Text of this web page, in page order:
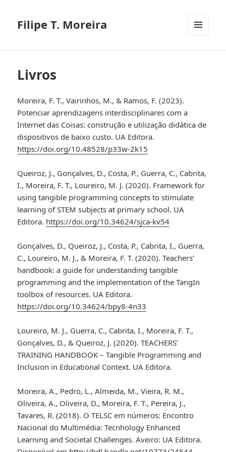
Filipe T. Moreira
Livros
Moreira, F. T., Vairinhos, M., & Ramos, F. (2023).
Potenciar aprendizagens interdisciplinares com a
Internet das Coisas: construção e utilização didática de
dispositivos de baixo custo. UA Editora.
https://doi.org/10.48528/p33w-2k15
Queiroz, J., Gonçalves, D., Costa, P., Guerra, C., Cabrita,
I., Moreira, F. T., Loureiro, M. J. (2020). Framework for
using tangible programming concepts to stimulate
learning of STEM subjects at primary school. UA
Editora. https://doi.org/10.34624/sjca-kv54
Gonçalves, D., Queiroz, J., Costa, P., Cabrita, I., Guerra,
C., Loureiro, M. J., & Moreira, F. T. (2020). Teachers’
handbook: a guide for understanding tangible
programming and the implementation of the TangIn
toolbox of resources. UA Editora.
https://doi.org/10.34624/bpy8-4n33
Loureiro, M. J., Guerra, C., Cabrita, I., Moreira, F. T.,
Gonçalves, D., & Queiroz, J. (2020). TEACHERS’
TRAINING HANDBOOK – Tangible Programming and
Inclusion in Educational Context. UA Editora.
Moreira, A., Pedro, L., Almeida, M., Vieira, R. M.,
Oliveira, A., Oliveira, D., Moreira, F. T., Pereira, J.,
Tavares, R. (2018). O TELSC em números: Encontro
Nacional do Multimédia: Tecnhology Enhanced
Learning and Societal Challenges. Aveiro: UA Editora.